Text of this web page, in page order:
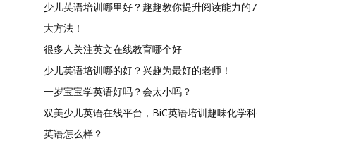
少儿英语培训哪里好？趣趣教你提升阅读能力的7
大方法！
很多人关注英文在线教育哪个好
少儿英语培训哪的好？兴趣为最好的老师！
一岁宝宝学英语好吗？会太小吗？
双美少儿英语在线平台，BiC英语培训趣味化学科
英语怎么样？